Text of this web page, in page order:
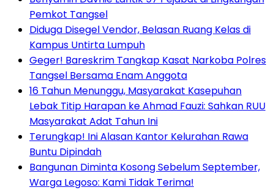
Pemkot Tangsel
Diduga Disegel Vendor, Belasan Ruang Kelas di
Kampus Untirta Lumpuh
Geger! Bareskrim Tangkap Kasat Narkoba Polres
Tangsel Bersama Enam Anggota
16 Tahun Menunggu, Masyarakat Kasepuhan
Lebak Titip Harapan ke Ahmad Fauzi: Sahkan RUU
Masyarakat Adat Tahun Ini
Terungkap! Ini Alasan Kantor Kelurahan Rawa
Buntu Dipindah
Bangunan Diminta Kosong Sebelum September,
Warga Legoso: Kami Tidak Terima!